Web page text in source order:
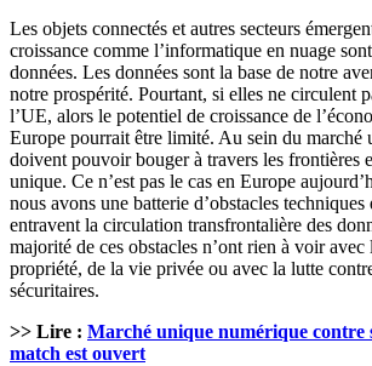
Les objets connectés et autres secteurs
croissance comme l’informatique en nuage
données. Les données sont la base de notre
notre prospérité. Pourtant, si elles ne circulent
l’UE, alors le potentiel de croissance de
Europe pourrait être limité. Au sein du marché
doivent pouvoir bouger à travers les frontières
unique. Ce n’est pas le cas en Europe
nous avons une batterie d’obstacles
entravent la circulation transfrontalière des
majorité de ces obstacles n’ont rien à voir
propriété, de la vie privée ou avec la lutte
sécuritaires.
>> Lire : Marché unique numérique contre
match est ouvert